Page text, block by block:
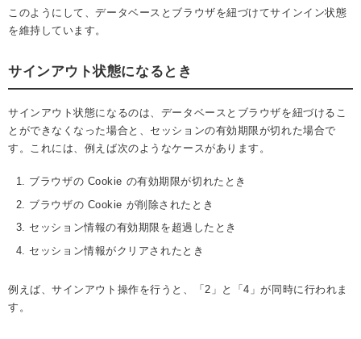
このようにして、データベースとブラウザを紐づけてサインイン状態
を維持しています。
サインアウト状態になるとき
サインアウト状態になるのは、データベースとブラウザを紐づけるこ
とができなくなった場合と、セッションの有効期限が切れた場合で
す。これには、例えば次のようなケースがあります。
ブラウザの Cookie の有効期限が切れたとき
ブラウザの Cookie が削除されたとき
セッション情報の有効期限を超過したとき
セッション情報がクリアされたとき
例えば、サインアウト操作を行うと、「2」と「4」が同時に行われま
す。